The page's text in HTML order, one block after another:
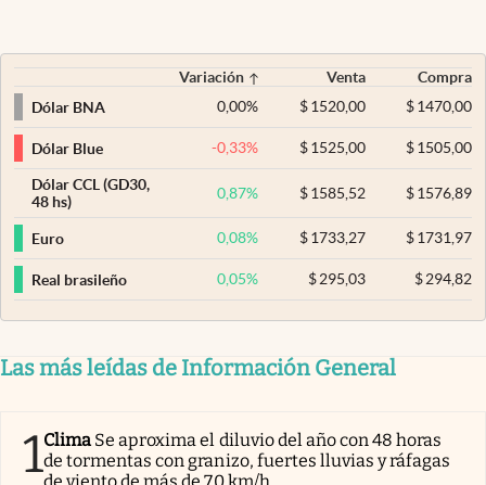
Variación Venta
Compra
Dólar BNA
0,00% $ 1520,00 $1470,00
Dólar Blue -0,33% $ 1525,00 $1505,00
Dólar CCL (GD30,
48 hs)
0,87% $ 1585,52 $1576,89
Euro 0,08% $ 1733,27 $1731,97
Real brasileño 0,05% $295,03 $294,82
Las más leídas de Información General
1Clima Se aproxima el diluvio del año con 48 horas
de tormentas con granizo, fuertes lluvias y ráfagas